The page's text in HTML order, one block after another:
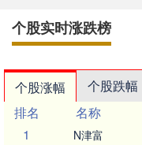
个股实时涨跌榜
个股涨幅 个股跌幅
排名
名称
1
N津富